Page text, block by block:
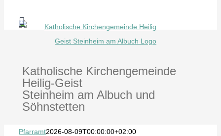
Inhalt
Katholische Kirchengemeinde
Heilig-Geist
Steinheim am Albuch und
Söhnstetten
Pfarramt2026-08-09T00:00:00+02:00